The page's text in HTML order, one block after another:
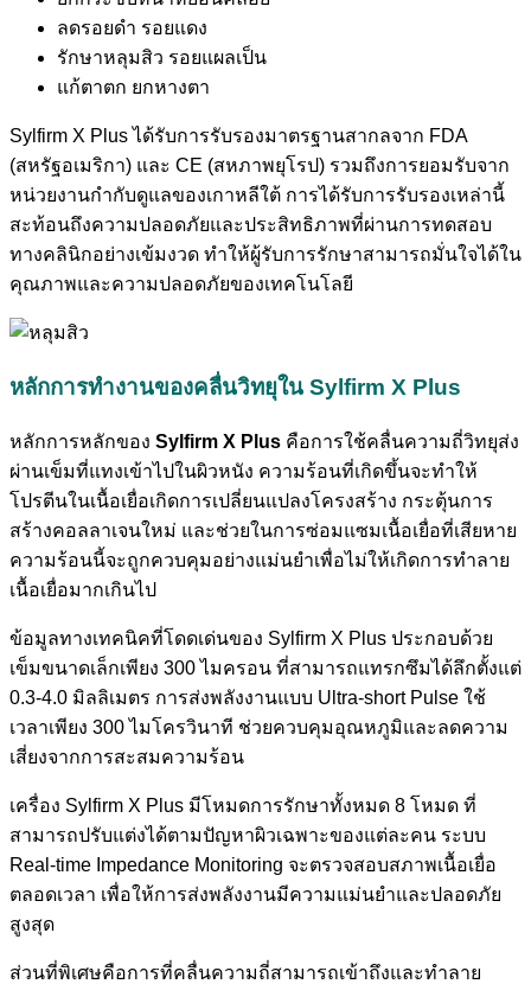
ลดรอยดำ รอยแดง
รักษาหลุมสิว รอยแผลเป็น
แก้ตาตก ยกหางตา
Sylfirm X Plus ได้รับการรับรองมาตรฐานสากลจาก FDA
(สหรัฐอเมริกา) และ CE (สหภาพยุโรป) รวมถึงการยอมรับจาก
หน่วยงานกำกับดูแลของเกาหลีใต้ การได้รับการรับรองเหล่านี้
สะท้อนถึงความปลอดภัยและประสิทธิภาพที่ผ่านการทดสอบ
ทางคลินิกอย่างเข้มงวด ทำให้ผู้รับการรักษาสามารถมั่นใจได้ใน
คุณภาพและความปลอดภัยของเทคโนโลยี
หลักการทำงานของคลื่นวิทยุใน Sylfirm X Plus
หลักการหลักของ Sylfirm X Plus คือการใช้คลื่นความถี่วิทยุส่ง
ผ่านเข็มที่แทงเข้าไปในผิวหนัง ความร้อนที่เกิดขึ้นจะทำให้
โปรตีนในเนื้อเยื่อเกิดการเปลี่ยนแปลงโครงสร้าง กระตุ้นการ
สร้างคอลลาเจนใหม่ และช่วยในการซ่อมแซมเนื้อเยื่อที่เสียหาย
ความร้อนนี้จะถูกควบคุมอย่างแม่นยำเพื่อไม่ให้เกิดการทำลาย
เนื้อเยื่อมากเกินไป
ข้อมูลทางเทคนิคที่โดดเด่นของ Sylfirm X Plus ประกอบด้วย
เข็มขนาดเล็กเพียง 300 ไมครอน ที่สามารถแทรกซึมได้ลึกตั้งแต่
0.3-4.0 มิลลิเมตร การส่งพลังงานแบบ Ultra-short Pulse ใช้
เวลาเพียง 300 ไมโครวินาที ช่วยควบคุมอุณหภูมิและลดความ
เสี่ยงจากการสะสมความร้อน
เครื่อง Sylfirm X Plus มีโหมดการรักษาทั้งหมด 8 โหมด ที่
สามารถปรับแต่งได้ตามปัญหาผิวเฉพาะของแต่ละคน ระบบ
Real-time Impedance Monitoring จะตรวจสอบสภาพเนื้อเยื่อ
ตลอดเวลา เพื่อให้การส่งพลังงานมีความแม่นยำและปลอดภัย
สูงสุด
ส่วนที่พิเศษคือการที่คลื่นความถี่สามารถเข้าถึงและทำลาย